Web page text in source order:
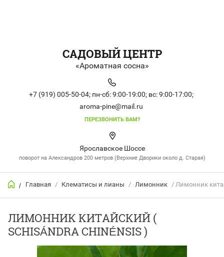
САДОВЫЙ ЦЕНТР
«Ароматная сосна»
+7 (919) 005-50-04; пн-сб: 9:00-19:00; вс: 9:00-17:00;
aroma-pine@mail.ru
ПЕРЕЗВОНИТЬ ВАМ?
Ярославское Шоссе
поворот на Александров 200 метров (Верхние Дворики около д. Старая)
/ Главная / Клематисы и лианы / Лимонник / Лимонник
ЛИМОННИК КИТАЙСКИЙ (
SCHISÁNDRA CHINÉNSIS )